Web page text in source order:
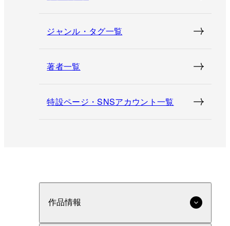
ジャンル・タグ一覧
著者一覧
特設ページ・SNSアカウント一覧
作品情報